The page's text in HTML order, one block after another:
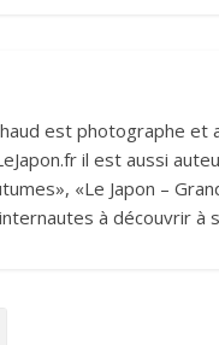
est photographe et
il est aussi
«Le Japon –
à découvrir à